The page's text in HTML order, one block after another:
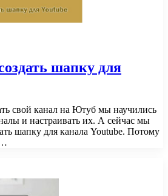
шапку для
свой канал на Ютуб мы научились
и настраивать их. А сейчас мы
шапку для канала Youtube. Потому